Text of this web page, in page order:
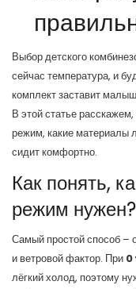
Выбор детского
сейчас температура, и
комплект заставит
В этой статье
режим, какие материалы
сидит комфортно.
Как понять,
режим нужен?
Самый простой способ –
и ветровой фактор. При 0
лёгкий холод, поэтому